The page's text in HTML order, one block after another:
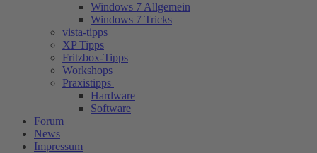
Windows 7 Allgemein
Windows 7 Tricks
vista-tipps
XP Tipps
Fritzbox-Tipps
Workshops
Praxistipps
Hardware
Software
Forum
News
Impressum